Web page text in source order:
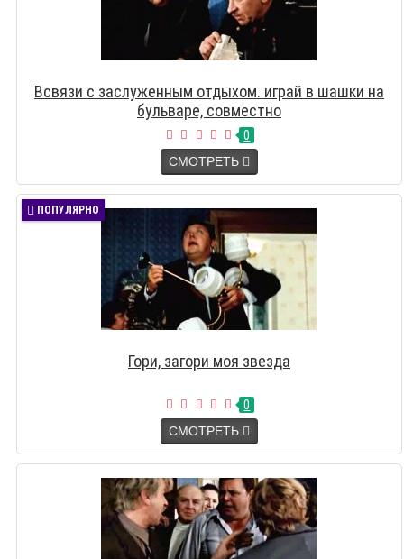
Всвязи с заслуженным отдыхом. играй в шашки на
бульваре, совместно
0
СМОТРЕТЬ
ПОПУЛЯРНО
Гори, загори моя звезда
0
СМОТРЕТЬ